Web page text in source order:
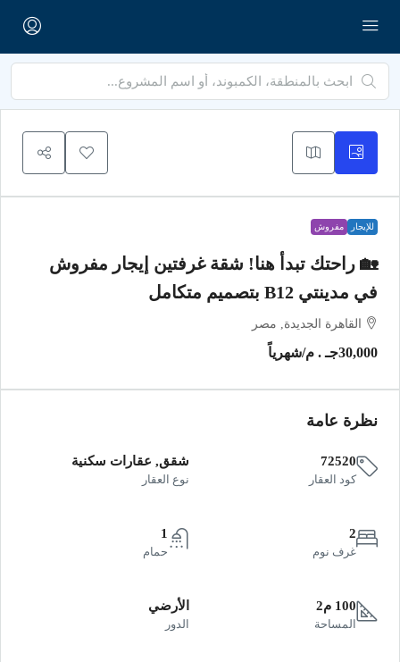
للإيجار مفروش
🏡 راحتك تبدأ هنا! شقة غرفتين إيجار مفروش
في مدينتي B12 بتصميم متكامل
القاهرة الجديدة, مصر
30,000جـ . م /شهرياً
نظرة عامة
72520
كود العقار
شقق, عقارات سكنية
نوع العقار
2
غرف نوم
1
حمام
100 م2
المساحة
الأرضي
الدور